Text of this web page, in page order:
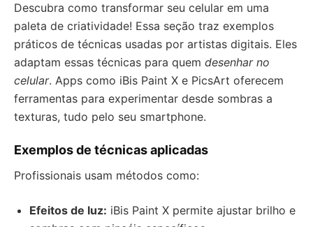
Descubra como transformar seu celular em uma
paleta de criatividade! Essa seção traz exemplos
práticos de técnicas usadas por artistas digitais. Eles
adaptam essas técnicas para quem desenhar no
celular. Apps como iBis Paint X e PicsArt oferecem
ferramentas para experimentar desde sombras a
texturas, tudo pelo seu smartphone.
Exemplos de técnicas aplicadas
Profissionais usam métodos como:
Efeitos de luz: iBis Paint X permite ajustar brilho e